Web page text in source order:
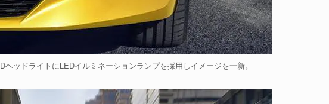
ッドライトにLEDイルミネーションランプを採用しイメージを一新。